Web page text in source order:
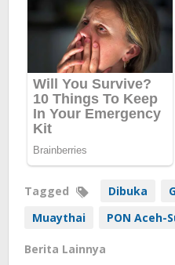
Tagged Dibuka
Muaythai
PON Aceh-
Berita Lainnya